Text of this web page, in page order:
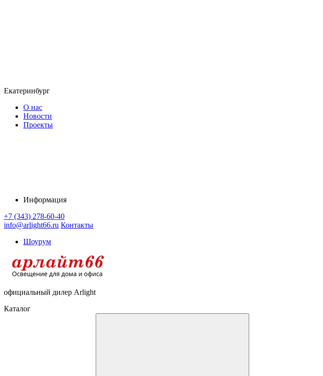
Екатеринбург
О нас
Новости
Проекты
Информация
+7 (343) 278-60-40
info@arlight66.ru Контакты
Шоурум
официальный дилер Arlight
Каталог